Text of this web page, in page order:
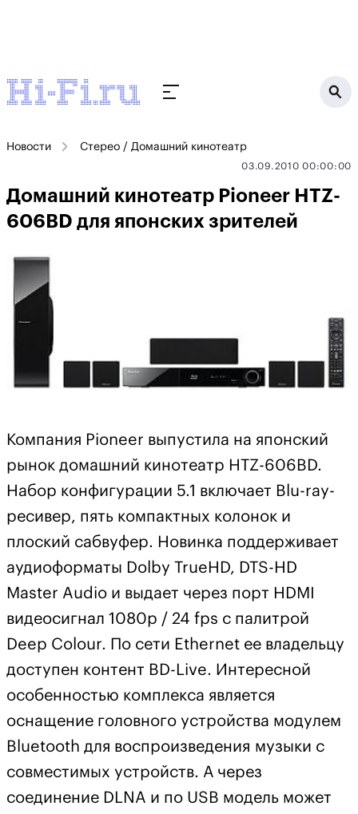
Новости Стерео / Домашний кинотеатр
03.09.2010 00:00:00
Домашний кинотеатр Pioneer HTZ-
606BD для японских зрителей
Компания Pioneer выпустила на японский
рынок домашний кинотеатр HTZ-606BD.
Набор конфигурации 5.1 включает Blu-ray-
ресивер, пять компактных колонок и
плоский сабвуфер. Новинка поддерживает
аудиоформаты Dolby TrueHD, DTS-HD
Master Audio и выдает через порт HDMI
видеосигнал 1080p / 24 fps с палитрой
Deep Colour. По сети Ethernet ее владельцу
доступен контент BD-Live. Интересной
особенностью комплекса является
оснащение головного устройства модулем
Bluetooth для воспроизведения музыки с
совместимых устройств. А через
соединение DLNA и по USB модель может